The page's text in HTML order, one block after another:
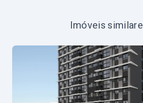
Imóveis